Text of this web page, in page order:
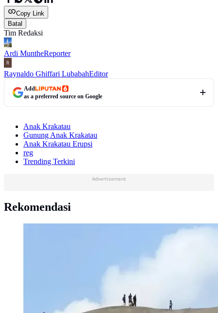
Copy Link
Batal
Tim Redaksi
Ardi MuntheReporter
Raynaldo Ghiffari LubabahEditor
Add
as a preferred source on Google
Anak Krakatau
Gunung Anak Krakatau
Anak Krakatau Erupsi
reg
Trending Terkini
Advertisement
Rekomendasi